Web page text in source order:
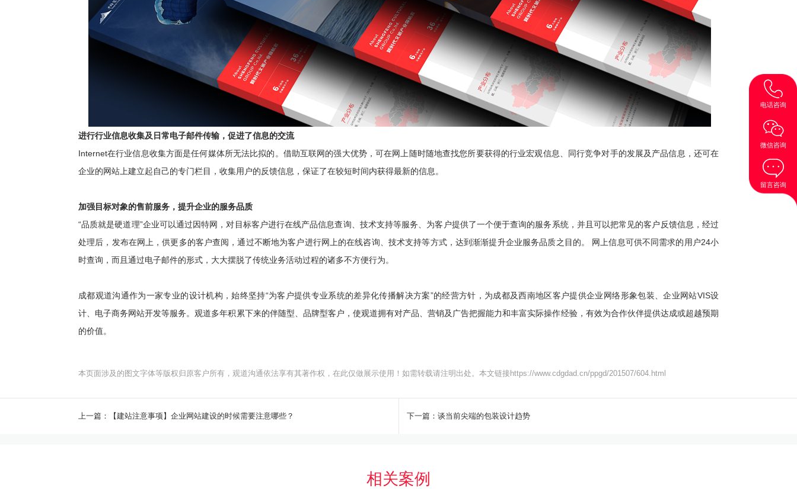
进行行业信息收集及日常电子邮件传输，促进了信息的交流
Internet在行业信息收集方面是任何媒体所无法比拟的。借助互联网的强大优势，可在网上随时随地查找您所要获得的行业宏观信息、同行竞争对手的发展及产品信息，还可在
企业的网站上建立起自己的专门栏目，收集用户的反馈信息，保证了在较短时间内获得最新的信息。
加强目标对象的售前服务，提升企业的服务品质
“品质就是硬道理”企业可以通过因特网，对目标客户进行在线产品信息查询、技术支持等服务、为客户提供了一个便于查询的服务系统，并且可以把常见的客户反馈信息，经过
处理后，发布在网上，供更多的客户查阅，通过不断地为客户进行网上的在线咨询、技术支持等方式，达到渐渐提升企业服务品质之目的。 网上信息可供不同需求的用户24小
时查询，而且通过电子邮件的形式，大大摆脱了传统业务活动过程的诸多不方便行为。
成都观道沟通作为一家专业的设计机构，始终坚持“为客户提供专业系统的差异化传播解决方案”的经营方针，为成都及西南地区客户提供企业网络形象包装、企业网站VIS设
计、电子商务网站开发等服务。观道多年积累下来的伴随型、品牌型客户，使观道拥有对产品、营销及广告把握能力和丰富实际操作经验，有效为合作伙伴提供达成或超越预期
的价值。
本页面涉及的图文字体等版权归原客户所有，观道沟通依法享有其著作权，在此仅做展示使用！如需转载请注明出处。本文链接https://www.cdgdad.cn/ppgd/201507/604.html
上一篇：【建站注意事项】企业网站建设的时候需要注意哪些？ 下一篇：谈当前尖端的包装设计趋势
相关案例
电话咨询
微信咨询
留言咨询